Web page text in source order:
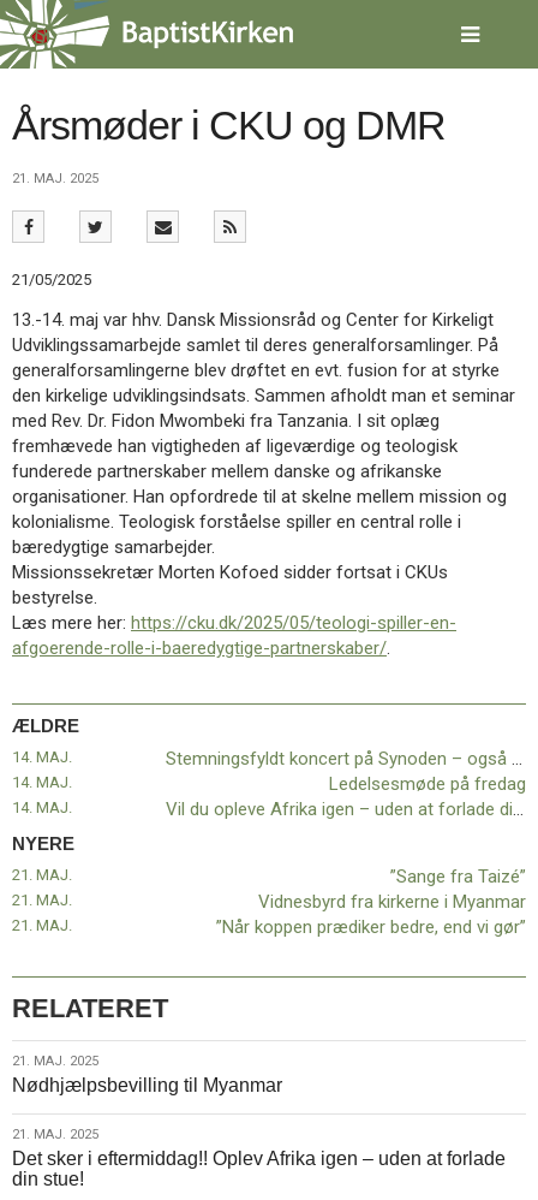
Spring
menu
over
tilbage
forsiden
2.0:
Nyheder
3.0:
Kalender
4.0:
Inspiration
5.0:
Værktøjskassen
6.0:
Mission
7.0:
Om
BaptistKirken
8.0:
Kontakt
9.0:
Forside
10.0:
Nyheder
11.0:
Kalender
12.0:
Inspiration
13.0:
Værktøjskassen
14.0:
Mission
15.0:
Om
16.0:
Kontakt
indlæg:
”Sange
fra
Taizé”Forrige
indlæg:
Stemningsfyldt
koncert
også
for
dem,
der
ikke
deltager
Årsmøder i CKU og DMR
21. MAJ. 2025
21/05/2025
13.-14. maj var hhv. Dansk Missionsråd og Center for Kirkeligt
Udviklingssamarbejde samlet til deres generalforsamlinger. På
generalforsamlingerne blev drøftet en evt. fusion for at styrke
den kirkelige udviklingsindsats. Sammen afholdt man et seminar
med Rev. Dr. Fidon Mwombeki fra Tanzania. I sit oplæg
fremhævede han vigtigheden af ligeværdige og teologisk
funderede partnerskaber mellem danske og afrikanske
organisationer. Han opfordrede til at skelne mellem mission og
kolonialisme. Teologisk forståelse spiller en central rolle i
bæredygtige samarbejder.
Missionssekretær Morten Kofoed sidder fortsat i CKUs
bestyrelse.
Læs mere her: https://cku.dk/2025/05/teologi-spiller-en-
afgoerende-rolle-i-baeredygtige-partnerskaber/.
ÆLDRE
14. MAJ. Stemningsfyldt koncert på Synoden – også for dem, der ikke deltager i synoden
14. MAJ. Ledelsesmøde på fredag
14. MAJ. Vil du opleve Afrika igen – uden at forlade din stue?
NYERE
”Sange fra Taizé”
21. MAJ.
Vidnesbyrd fra kirkerne i Myanmar
21. MAJ.
”Når koppen prædiker bedre, end vi gør”
21. MAJ.
RELATERET
21.
maj.
2025
21. MAJ. 2025
Nødhjælpsbevilling til Myanmar
21.
maj.
2025
21. MAJ. 2025
Det sker i eftermiddag!! Oplev Afrika igen – uden at forlade
din stue!